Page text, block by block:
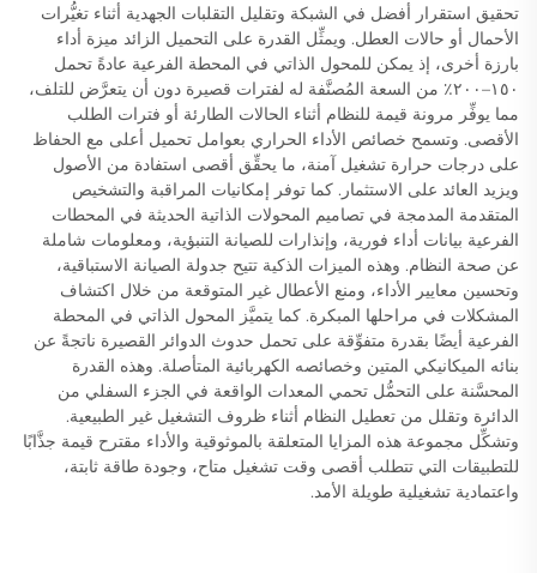
تحقيق استقرار أفضل في الشبكة وتقليل التقلبات الجهدية أثناء تغيُّرات
الأحمال أو حالات العطل. ويمثِّل القدرة على التحميل الزائد ميزة أداء
بارزة أخرى، إذ يمكن للمحول الذاتي في المحطة الفرعية عادةً تحمل
١٥٠–٢٠٠٪ من السعة المُصنَّفة له لفترات قصيرة دون أن يتعرَّض للتلف،
مما يوفِّر مرونة قيمة للنظام أثناء الحالات الطارئة أو فترات الطلب
الأقصى. وتسمح خصائص الأداء الحراري بعوامل تحميل أعلى مع الحفاظ
على درجات حرارة تشغيل آمنة، ما يحقِّق أقصى استفادة من الأصول
ويزيد العائد على الاستثمار. كما توفر إمكانيات المراقبة والتشخيص
المتقدمة المدمجة في تصاميم المحولات الذاتية الحديثة في المحطات
الفرعية بيانات أداء فورية، وإنذارات للصيانة التنبؤية، ومعلومات شاملة
عن صحة النظام. وهذه الميزات الذكية تتيح جدولة الصيانة الاستباقية،
وتحسين معايير الأداء، ومنع الأعطال غير المتوقعة من خلال اكتشاف
المشكلات في مراحلها المبكرة. كما يتميَّز المحول الذاتي في المحطة
الفرعية أيضًا بقدرة متفوِّقة على تحمل حدوث الدوائر القصيرة ناتجةً عن
بنائه الميكانيكي المتين وخصائصه الكهربائية المتأصلة. وهذه القدرة
المحسَّنة على التحمُّل تحمي المعدات الواقعة في الجزء السفلي من
الدائرة وتقلل من تعطيل النظام أثناء ظروف التشغيل غير الطبيعية.
وتشكِّل مجموعة هذه المزايا المتعلقة بالموثوقية والأداء مقترح قيمة جذَّابًا
للتطبيقات التي تتطلب أقصى وقت تشغيل متاح، وجودة طاقة ثابتة،
واعتمادية تشغيلية طويلة الأمد.